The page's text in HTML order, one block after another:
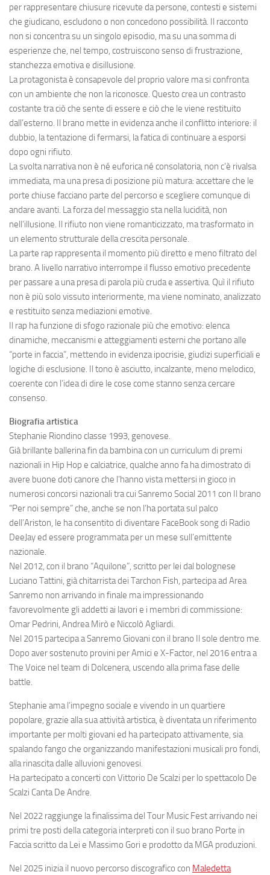
per rappresentare chiusure ricevute da persone, contesti e sistemi
che giudicano, escludono o non concedono possibilità. Il racconto
non si concentra su un singolo episodio, ma su una somma di
esperienze che, nel tempo, costruiscono senso di frustrazione,
stanchezza emotiva e disillusione.
La protagonista è consapevole del proprio valore ma si confronta
con un ambiente che non la riconosce. Questo crea un contrasto
costante tra ciò che sente di essere e ciò che le viene restituito
dall’esterno. Il brano mette in evidenza anche il conflitto interiore: il
dubbio, la tentazione di fermarsi, la fatica di continuare a esporsi
dopo ogni rifiuto.
La svolta narrativa non è né euforica né consolatoria, non c’è rivalsa
immediata, ma una presa di posizione più matura: accettare che le
porte chiuse facciano parte del percorso e scegliere comunque di
andare avanti. La forza del messaggio sta nella lucidità, non
nell’illusione. Il rifiuto non viene romanticizzato, ma trasformato in
un elemento strutturale della crescita personale.
La parte rap rappresenta il momento più diretto e meno filtrato del
brano. A livello narrativo interrompe il flusso emotivo precedente
per passare a una presa di parola più cruda e assertiva. Quì il rifiuto
non è più solo vissuto interiormente, ma viene nominato, analizzato
e restituito senza mediazioni emotive.
Il rap ha funzione di sfogo razionale più che emotivo: elenca
dinamiche, meccanismi e atteggiamenti esterni che portano alle
“porte in faccia”, mettendo in evidenza ipocrisie, giudizi superficiali e
logiche di esclusione. Il tono è asciutto, incalzante, meno melodico,
coerente con l’idea di dire le cose come stanno senza cercare
consenso.
Biografia artistica
Stephanie Riondino classe 1993, genovese.
Già brillante ballerina fin da bambina con un curriculum di premi
nazionali in Hip Hop e calciatrice, qualche anno fa ha dimostrato di
avere buone doti canore che l’hanno vista mettersi in gioco in
numerosi concorsi nazionali tra cui Sanremo Social 2011 con Il brano
“Per noi sempre” che, anche se non l’ha portata sul palco
dell’Ariston, le ha consentito di diventare FaceBook song di Radio
DeeJay ed essere programmata per un mese sull’emittente
nazionale.
Nel 2012, con il brano “Aquilone”, scritto per lei dal bolognese
Luciano Tattini, già chitarrista dei Tarchon Fish, partecipa ad Area
Sanremo non arrivando in finale ma impressionando
favorevolmente gli addetti ai lavori e i membri di commissione:
Omar Pedrini, Andrea Mirò e Niccolò Agliardi.
Nel 2015 partecipa a Sanremo Giovani con il brano Il sole dentro me.
Dopo aver sostenuto provini per Amici e X-Factor, nel 2016 entra a
The Voice nel team di Dolcenera, uscendo alla prima fase delle
battle.
Stephanie ama l’impegno sociale e vivendo in un quartiere
popolare, grazie alla sua attività artistica, è diventata un riferimento
importante per molti giovani ed ha partecipato attivamente, sia
spalando fango che organizzando manifestazioni musicali pro fondi,
alla rinascita dalle alluvioni genovesi.
Ha partecipato a concerti con Vittorio De Scalzi per lo spettacolo De
Scalzi Canta De Andre.
Nel 2022 raggiunge la finalissima del Tour Music Fest arrivando nei
primi tre posti della categoria interpreti con il suo brano Porte in
Faccia scritto da Lei e Massimo Gori e prodotto da MGA produzioni.
Nel 2025 inizia il nuovo percorso discografico con Maledetta